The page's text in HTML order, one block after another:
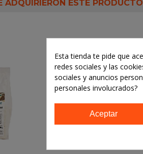
ADQUIRIERON ESTE
Esta tienda te pide que
redes sociales y las
sociales y anuncios
personales involucrados?
Aceptar